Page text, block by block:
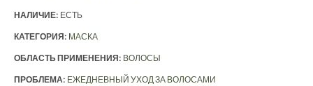
НАЛИЧИЕ: ЕСТЬ
КАТЕГОРИЯ: МАСКА
ОБЛАСТЬ ПРИМЕНЕНИЯ: ВОЛОСЫ
ПРОБЛЕМА: ЕЖЕДНЕВНЫЙ УХОД ЗА ВОЛОСАМИ